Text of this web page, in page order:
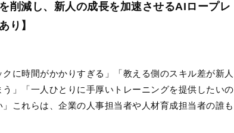
削減し、新人の成長を加速させるAIロープレ
り】
クに時間がかかりすぎる」「教える側のスキル差が新人
」「一人ひとりに手厚いトレーニングを提供したいの
これらは、企業の人事担当者や人材育成担当者の誰も